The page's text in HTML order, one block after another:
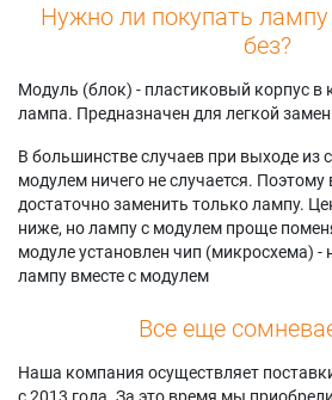
Нужно ли покупать
без?
Модуль (блок) - пластиковый корпус в
лампа. Предназначен для легкой
В большинстве случаев при выходе из
модулем ничего не случается.
достаточно заменить только лампу.
ниже, но лампу с модулем проще
модуле установлен чип (микросхема) -
лампу вместе с модулем
Все еще
Наша компания осуществляет